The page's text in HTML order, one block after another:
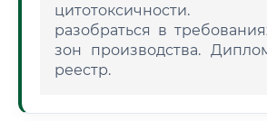
цитотоксичности.
разобраться в
зон производства.
реестр.